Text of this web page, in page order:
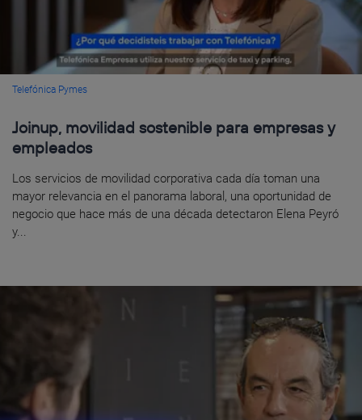
Telefónica Pymes
Joinup, movilidad sostenible para empresas y
empleados
Los servicios de movilidad corporativa cada día toman una
mayor relevancia en el panorama laboral, una oportunidad de
negocio que hace más de una década detectaron Elena Peyró
y...